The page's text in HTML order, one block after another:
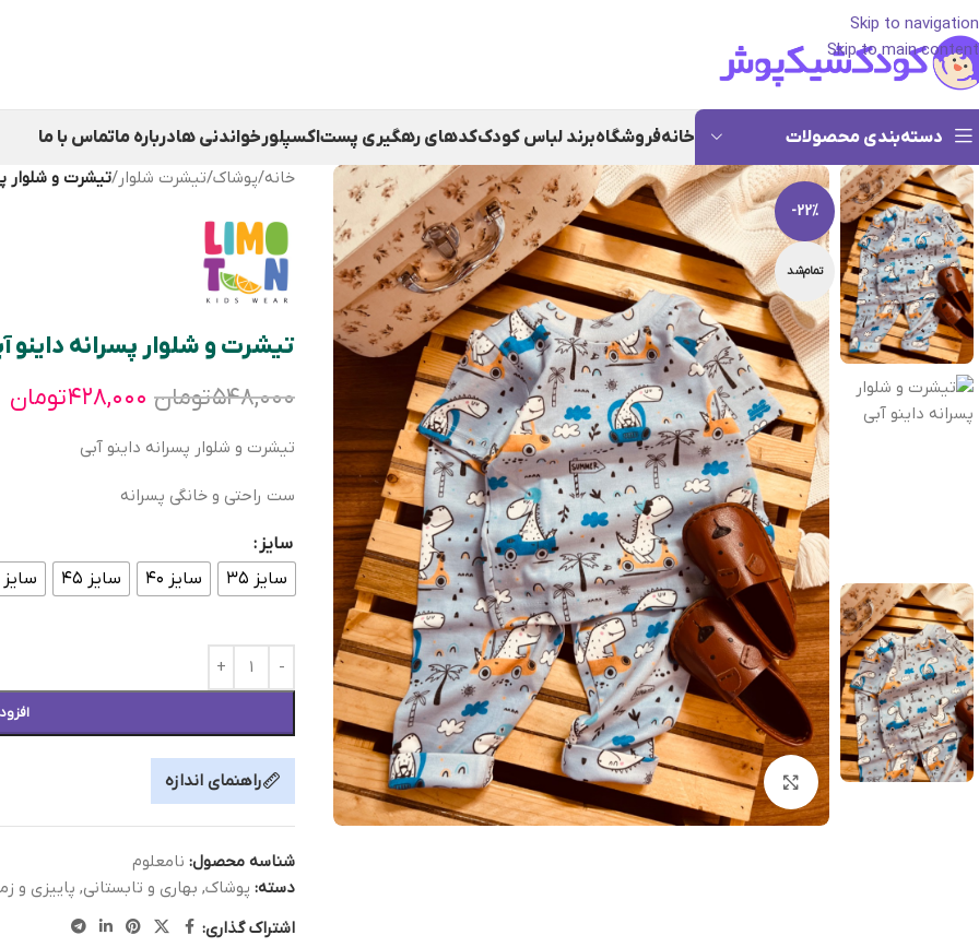
Skip to navigation
Skip to main content
دسته‌بندی محصولات خانهفروشگاهبرند لباس کودککدهای رهگیری پستاکسپلورخواندنی هادرباره ماتماس با ما
-22%
تمام‌شد
بزرگنمایی تصویر
خانه/پوشاک/تیشرت شلوار/تیشرت و شلوار
تیشرت و شلوار پسرانه داینو
۵۴۸,۰۰۰تومان ۴۲۸,۰۰۰تومان
تیشرت و شلوار پسرانه داینو آبی
ست راحتی و خانگی پسرانه
سایز
سایز ۳۵
سایز ۴۰ سایز ۴۵ سایز ۵۰
راهنمای اندازه
شناسه محصول: نامعلوم
دسته: پوشاک, بهاری و تابستانی, پاییزی و
اشتراک گذاری: